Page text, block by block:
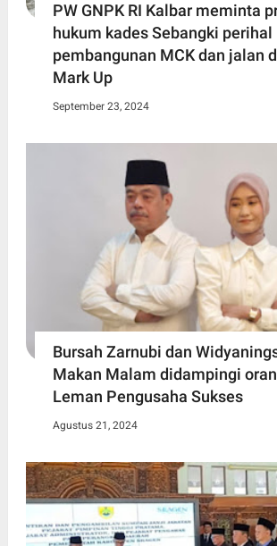
PW GNPK RI Kalbar meminta
hukum kades Sebangki perihal
pembangunan MCK dan jalan
Mark Up
September 23, 2024
Bursah Zarnubi dan
Makan Malam didampingi
Leman Pengusaha Sukses
Agustus 21, 2024